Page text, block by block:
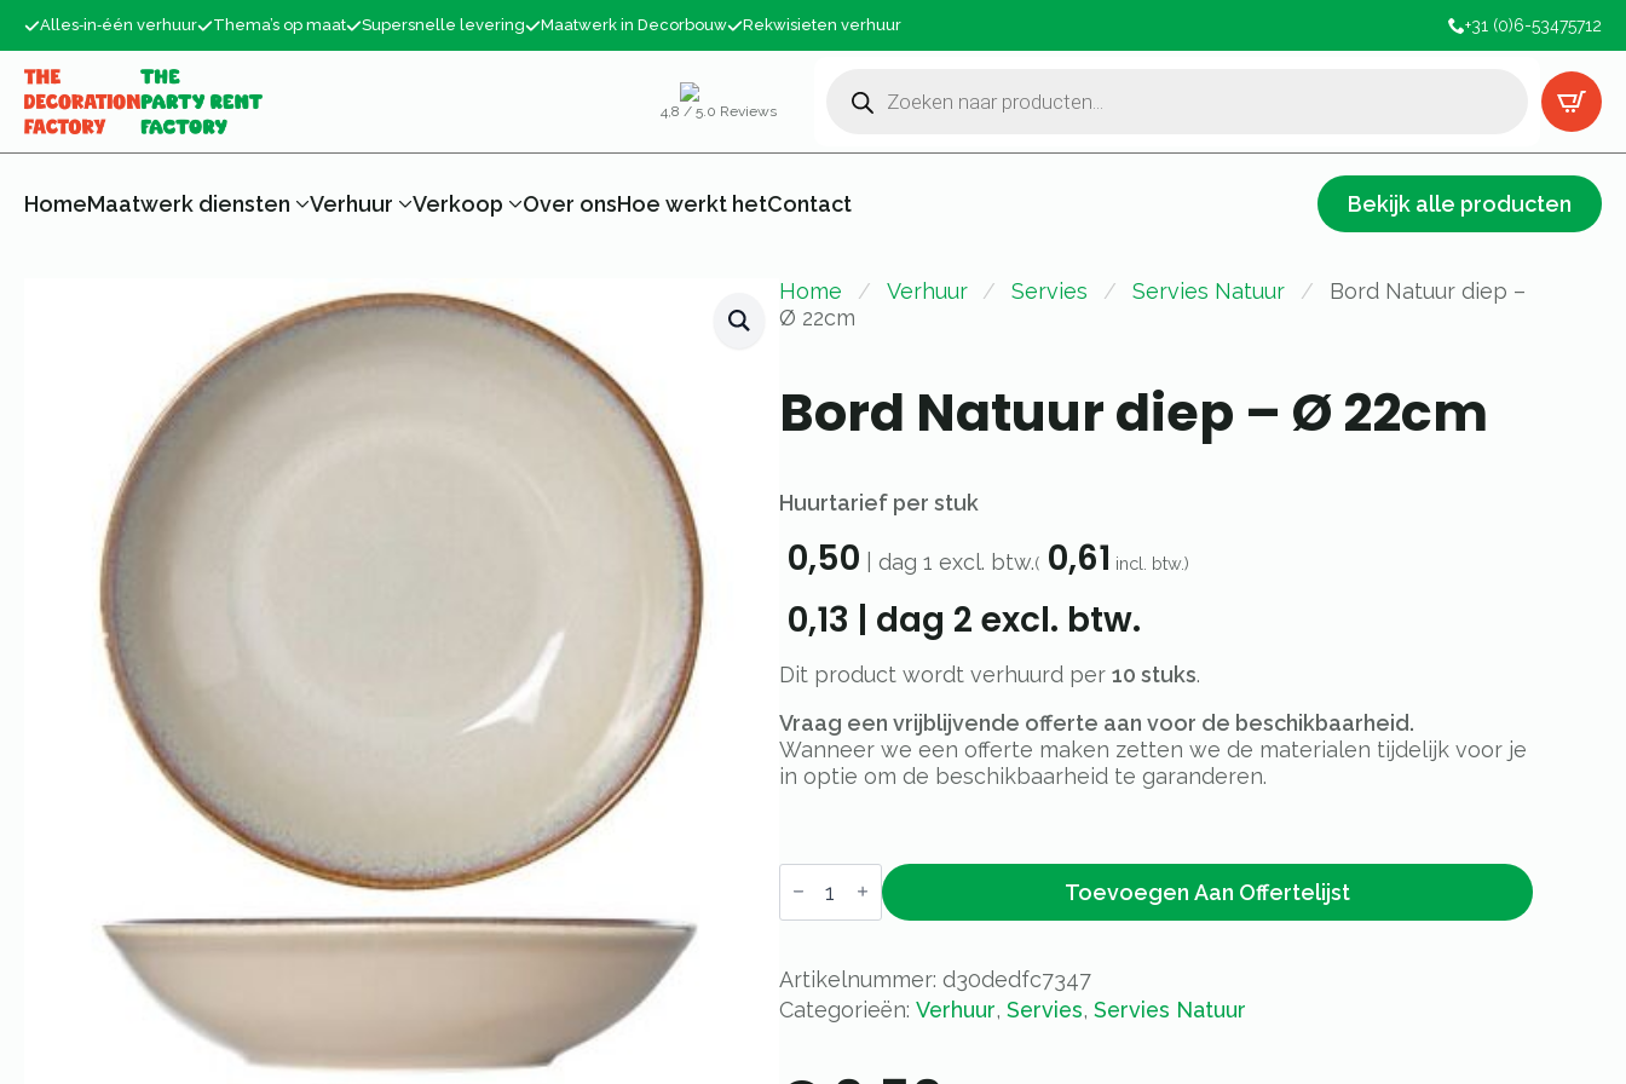
Alles‑in‑één verhuur Thema’s op maat Supersnelle levering Maatwerk in Decorbouw Rekwisieten verhuur +31 (0)6-53475712
4,8 / 5.0 Reviews
zoeken
HomeMaatwerk diensten Verhuur Verkoop Over onsHoe werkt hetContact Bekijk alle producten
Home Verhuur Servies Servies Natuur
Bord Natuur diep –
Ø 22cm
Bord Natuur diep – Ø 22cm
Huurtarief per stuk
0,50 dag 1 excl. btw.(0,61 incl. btw.)
0,13 dag 2 excl. btw.
Dit product wordt verhuurd per 10 stuks.
Vraag een vrijblijvende offerte aan voor de beschikbaarheid.
Wanneer we een offerte maken zetten we de materialen tijdelijk voor je
in optie om de beschikbaarheid te garanderen.
Bord
Natuur
diep
22cm
aantal
Toevoegen Aan Offertelijst
Artikelnummer: d30dedfc7347
Categorieën: Verhuur, Servies, Servies Natuur